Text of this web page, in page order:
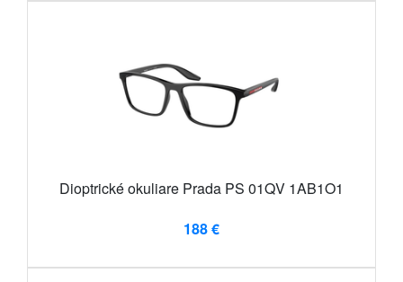
Dioptrické okuliare Prada PS 01QV 1AB1O1
188 €